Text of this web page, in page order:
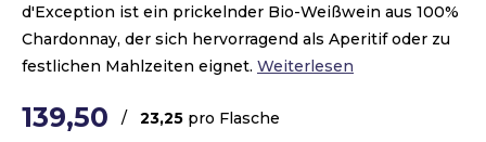
d'Exception ist ein prickelnder Bio-Weißwein aus 100%
Chardonnay, der sich hervorragend als Aperitif oder zu
festlichen Mahlzeiten eignet. Weiterlesen
139,50 / 23,25 pro Flasche